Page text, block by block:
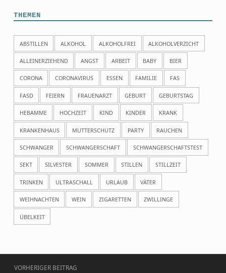
THEMEN
ABSTILLEN ALKOHOL ALKOHOLFREI ALKOHOLVERZICHT
ALLEINERZIEHEND ANGST ARBEIT BABY BIER
CORONA CORONAVIRUS ESSEN FAMILIE FAS
FASD FEIERN FRAUENARZT GEBURT GEBURTSTAG
HEBAMME HOCHZEIT KIND KINDER KRANK
KRANKENHAUS MUTTERSCHUTZ PARTY RAUCHEN
SCHWANGER SCHWANGERSCHAFT SCHWANGERSCHAFTSTEST
SEKT SILVESTER SOMMER STILLEN STILLZEIT
TRINKEN ULTRASCHALL URLAUB VÄTER
WEIHNACHTEN WEIN ZIGARETTEN ZWILLINGE
ÜBELKEIT
Beitragsnavigation
VORHERIGER BEITRAG